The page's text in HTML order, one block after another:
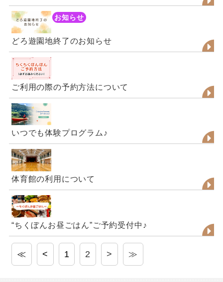
お知らせ
どろ遊園地終了のお知らせ
ご利用の際の予約方法について
いつでも体験プログラム♪
体育館の利用について
“ちくぼんお昼ごはん”ご予約受付中♪
≪ < 1 2 > ≫